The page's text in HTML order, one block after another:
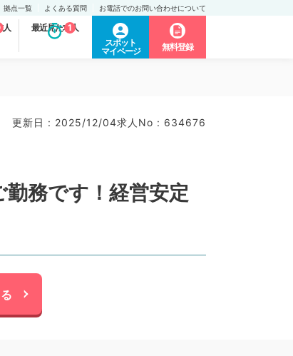
拠点一覧 よくある質問 お電話でのお問い合わせについて
人 最近見た求人
1
スポット
マイページ
無料登録
更新日 : 2025/12/04求人No : 634676
勤務です！経営安定